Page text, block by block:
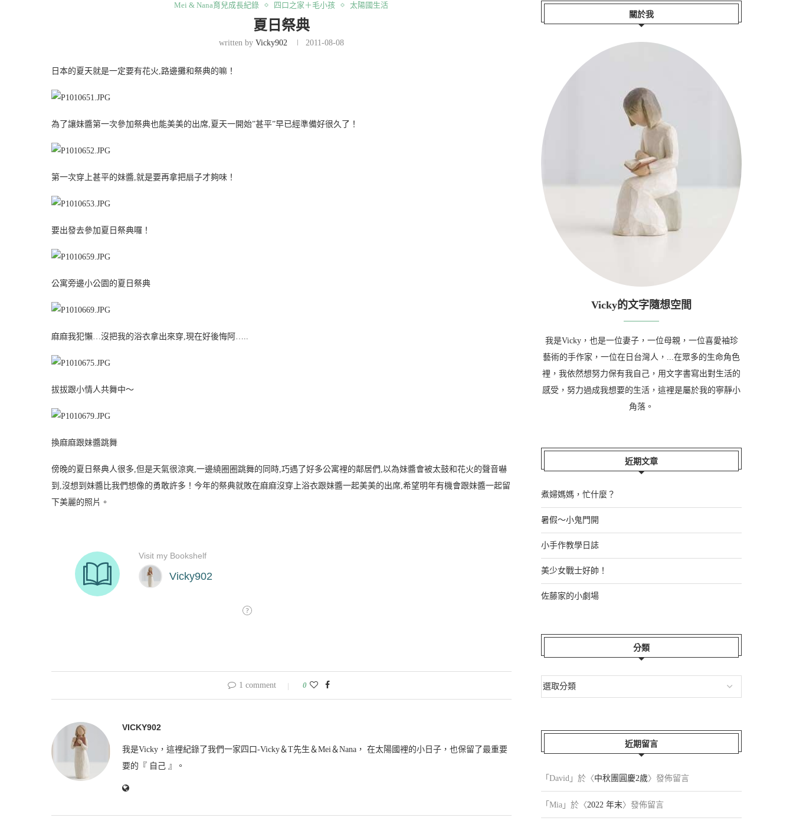
Mei & Nana育兒成長紀錄 四口之家＋毛小孩 太陽國生活
夏日祭典
written by Vicky902 2011-08-08
日本的夏天就是一定要有花火,路邊攤和祭典的嘛！
為了讓妹醬第一次參加祭典也能美美的出席,夏天一開始”甚平”早已經準備好很久了！
第一次穿上甚平的妹醬,就是要再拿把扇子才夠味！
要出發去參加夏日祭典囉！
公寓旁邊小公園的夏日祭典
麻麻我犯懶…沒把我的浴衣拿出來穿,現在好後悔阿…..
拔拔跟小情人共舞中～
換麻麻跟妹醬跳舞
傍晚的夏日祭典人很多,但是天氣很涼爽,一邊繞圈圈跳舞的同時,巧遇了好多公寓裡的鄰居們,以為妹醬會被太鼓和花火的聲音嚇
到,沒想到妹醬比我們想像的勇敢許多！今年的祭典就敗在麻麻沒穿上浴衣跟妹醬一起美美的出席,希望明年有機會跟妹醬一起留
下美麗的照片。
1 comment 0
VICKY902
我是Vicky，這裡紀錄了我們一家四口-Vicky＆T先生＆Mei＆Nana， 在太陽國裡的小日子，也保留了最重要
要的『 自己 』。
關於我
Vicky的文字隨想空間
我是Vicky，也是一位妻子，一位母親，一位喜愛袖珍
藝術的手作家，一位在日台灣人，...在眾多的生命角色
裡，我依然想努力保有我自己，用文字書寫出對生活的
感受，努力過成我想要的生活，這裡是屬於我的寧靜小
角落。
近期文章
煮婦媽媽，忙什麼？
暑假～小鬼門開
小手作教學日誌
美少女戰士好帥！
佐藤家的小劇場
分類
近期留言
「 David 」於〈中秋團圓慶2歲〉發佈留言
「 Mia 」於〈2022 年末〉發佈留言